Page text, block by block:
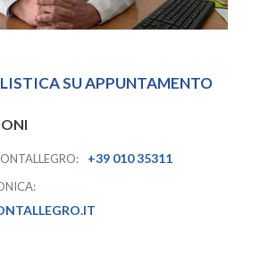
SU APPUNTAMENTO
+39 010 35311